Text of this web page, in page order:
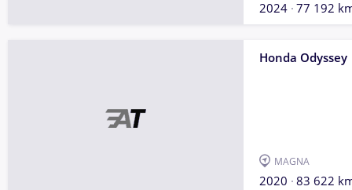
2024 77 192
Honda Odyssey
MAGNA
2020 83 622